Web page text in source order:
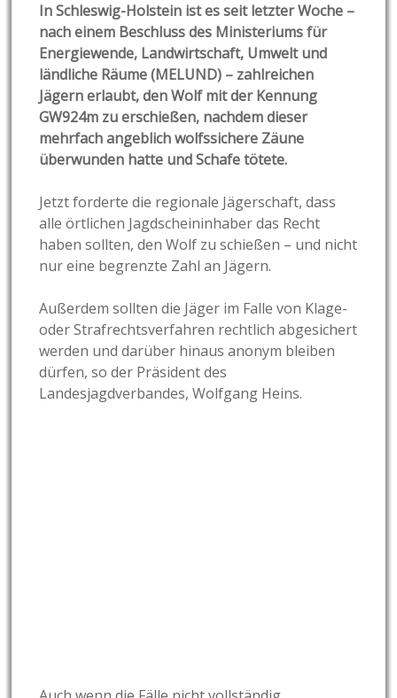
In Schleswig-Holstein ist es seit letzter Woche –
nach einem Beschluss des Ministeriums für
Energiewende, Landwirtschaft, Umwelt und
ländliche Räume (MELUND) – zahlreichen
Jägern erlaubt, den Wolf mit der Kennung
GW924m zu erschießen, nachdem dieser
mehrfach angeblich wolfssichere Zäune
überwunden hatte und Schafe tötete.
Jetzt forderte die regionale Jägerschaft, dass
alle örtlichen Jagdscheininhaber das Recht
haben sollten, den Wolf zu schießen – und nicht
nur eine begrenzte Zahl an Jägern.
Außerdem sollten die Jäger im Falle von Klage-
oder Strafrechtsverfahren rechtlich abgesichert
werden und darüber hinaus anonym bleiben
dürfen, so der Präsident des
Landesjagdverbandes, Wolfgang Heins.